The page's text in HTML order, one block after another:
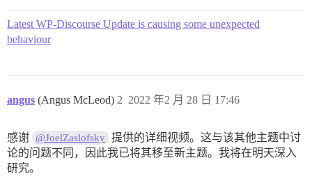
Latest WP-Discourse Update is causing some unexpected
behaviour
angus (Angus McLeod) 2022 年2 月 28 日 17:46
2
感谢 @JoelZaslofsky 提供的详细视频。这与该其他主题中讨
论的问题不同，因此我已将其移至新主题。我将在明天深入
研究。